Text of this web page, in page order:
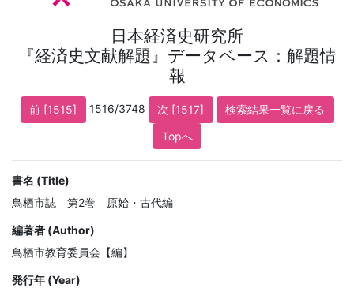
日本経済史研究所
『経済史文献解題』データベース：解題情
報
前 [1515] 1516/3748 次 [1517]
検索結果一覧に戻る
Topへ
書名 (Title)
鳥栖市誌 第2巻 原始・古代編
編著者 (Author)
鳥栖市教育委員会【編】
発行年 (Year)